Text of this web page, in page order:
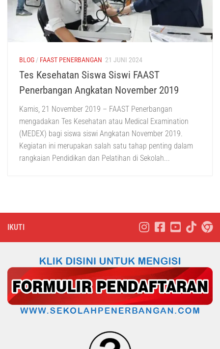
BLOG / FAAST PENERBANGAN 21 JUNI 2024
Tes Kesehatan Siswa Siswi FAAST
Penerbangan Angkatan November 2019
Kamis, 21 November 2019 – FAAST Penerbangan
mengadakan Tes Kesehatan atau Medical Examination
(MEDEX) bagi siswa siswi Angkatan November 2019.
Kegiatan ini merupakan salah satu tahap penting dalam
rangkaian Pendidikan dan Pelatihan di Sekolah...
IKUTI